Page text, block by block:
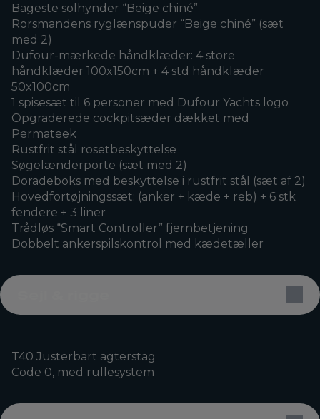
Bageste solhynder “Beige chiné”
Rorsmandens ryglænspuder “Beige chiné” (sæt
med 2)
Dufour-mærkede håndklæder: 4 store
håndklæder 100x150cm + 4 std håndklæder
50x100cm
1 spisesæt til 6 personer med Dufour Yachts logo
Opgraderede cockpitsæder dækket med
Permateek
Rustfrit stål rosetbeskyttelse
Søgelænderporte (sæt med 2)
Doradeboks med beskyttelse i rustfrit stål (sæt af 2)
Hovedfortøjningssæt: (anker + kæde + reb) + 6 stk
fendere + 3 liner
Trådløs “Smart Controller” fjernbetjening
Dobbelt ankerspilskontrol med kædetæller
T40 Justerbart agterstag
Code 0, med rullesystem